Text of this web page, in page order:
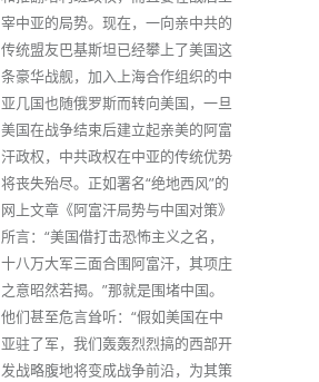
宰中亚的局势。现在，一向亲中共的
传统盟友巴基斯坦已经攀上了美国这
条豪华战舰，加入上海合作组织的中
亚几国也随俄罗斯而转向美国，一旦
美国在战争结束后建立起亲美的阿富
汗政权，中共政权在中亚的传统优势
将丧失殆尽。正如署名“绝地西风”的
网上文章《阿富汗局势与中国对策》
所言：“美国借打击恐怖主义之名，
十八万大军三面合围阿富汗，其项庄
之意昭然若揭。”那就是围堵中国。
他们甚至危言耸听：“假如美国在中
亚驻了军，我们轰轰烈烈搞的西部开
发战略腹地将变成战争前沿，为其策